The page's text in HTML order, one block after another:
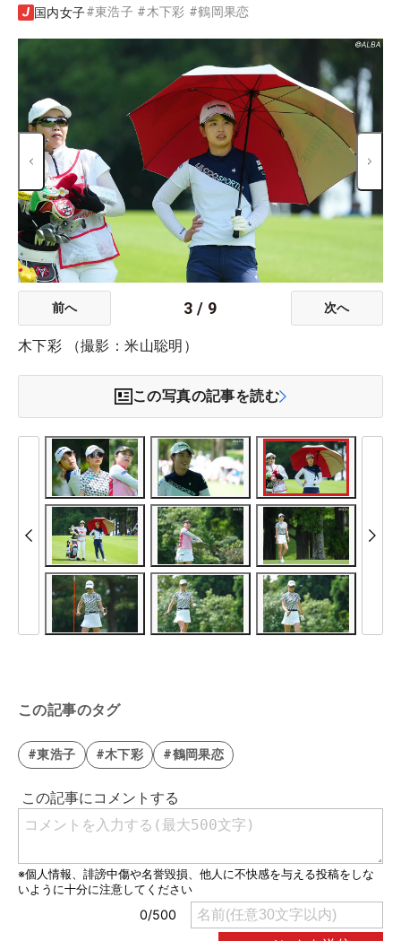
国内女子#東浩子 #木下彩 #鶴岡果恋
前へ 3 / 9 次へ
木下彩 （撮影：米山聡明）
この写真の記事を読む
この記事のタグ
#東浩子 #木下彩 #鶴岡果恋